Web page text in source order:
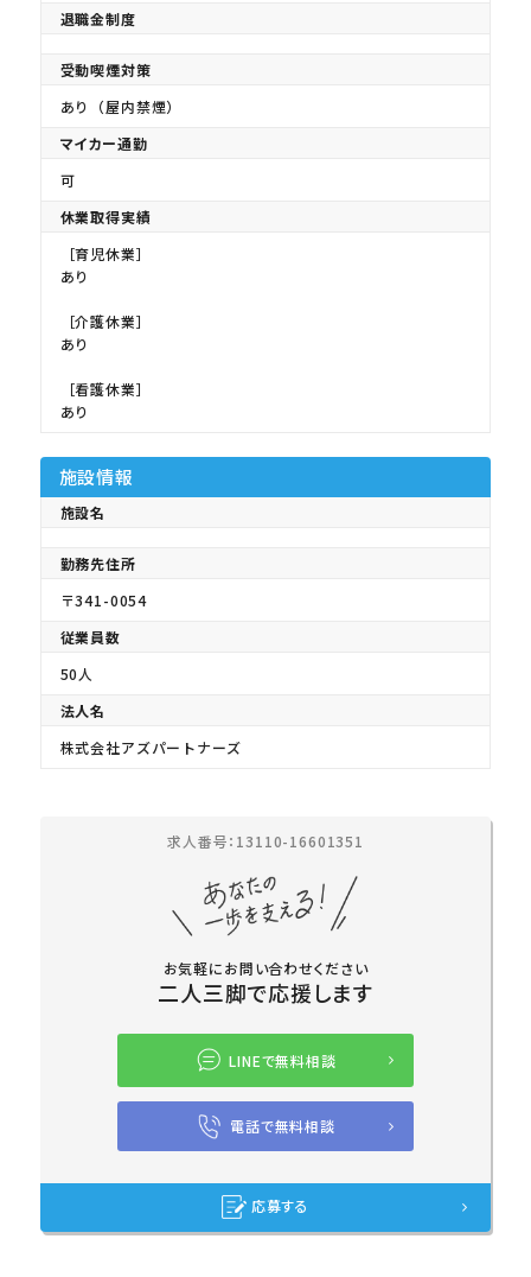
退職金制度
受動喫煙対策
あり（屋内禁煙）
マイカー通勤
可
休業取得実績
［育児休業］
あり
［介護休業］
あり
［看護休業］
あり
施設情報
施設名
勤務先住所
〒341-0054
従業員数
50人
法人名
株式会社アズパートナーズ
求人番号：13110-16601351
お気軽にお問い合わせください
二人三脚で応援します
LINEで無料相談
電話で無料相談
応募する